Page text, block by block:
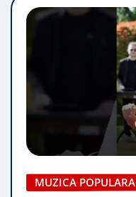
MUZICA POPULARA